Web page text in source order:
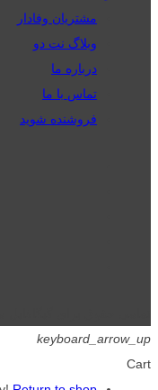
مشتریان وفادار
وبلاگ نت دو
درباره ما
تماس با ما
فروشنده شوید
keyboard_arrow_up
Cart